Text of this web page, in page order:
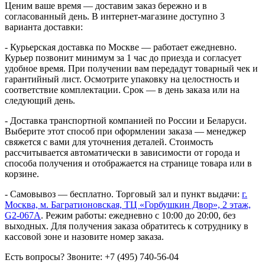
Ценим ваше время — доставим заказ бережно и в
согласованный день. В интернет-магазине доступно 3
варианта доставки:
- Курьерская доставка по Москве — работает ежедневно.
Курьер позвонит минимум за 1 час до приезда и согласует
удобное время. При получении вам передадут товарный чек и
гарантийный лист. Осмотрите упаковку на целостность и
соответствие комплектации. Срок — в день заказа или на
следующий день.
- Доставка транспортной компанией по России и Беларуси.
Выберите этот способ при оформлении заказа — менеджер
свяжется с вами для уточнения деталей. Стоимость
рассчитывается автоматически в зависимости от города и
способа получения и отображается на странице товара или в
корзине.
- Самовывоз — бесплатно. Торговый зал и пункт выдачи: г.
Москва, м. Багратионовская, ТЦ «Горбушкин Двор», 2 этаж,
G2-067A. Режим работы: ежедневно с 10:00 до 20:00, без
выходных. Для получения заказа обратитесь к сотруднику в
кассовой зоне и назовите номер заказа.
Есть вопросы? Звоните: +7 (495) 740-56-04